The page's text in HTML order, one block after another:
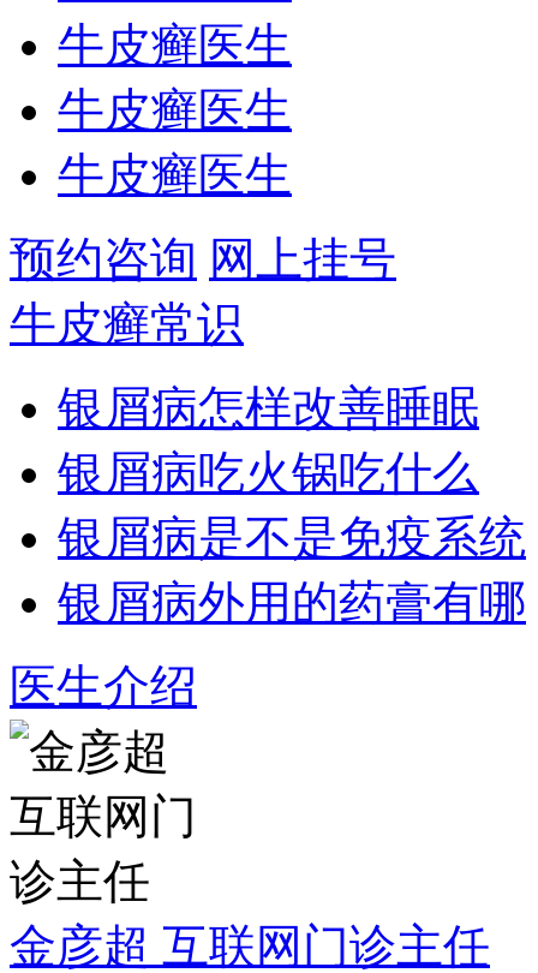
牛皮癣医生
牛皮癣医生
牛皮癣医生
预约咨询 网上挂号
牛皮癣常识
银屑病怎样改善睡眠
银屑病吃火锅吃什么
银屑病是不是免疫系统
银屑病外用的药膏有哪
医生介绍
金彦超 互联网门诊主任